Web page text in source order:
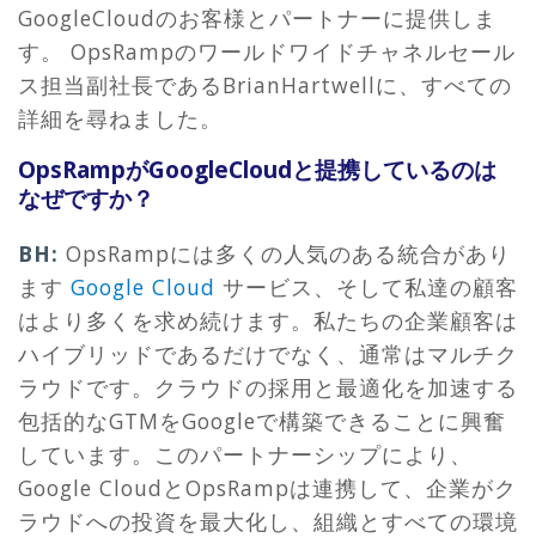
GoogleCloudのお客様とパートナーに提供しま
す。 OpsRampのワールドワイドチャネルセール
ス担当副社長であるBrianHartwellに、すべての
詳細を尋ねました。
OpsRampがGoogleCloudと提携しているのは
なぜですか？
BH: OpsRampには多くの人気のある統合があり
ます Google Cloud サービス、そして私達の顧客
はより多くを求め続けます。私たちの企業顧客は
ハイブリッドであるだけでなく、通常はマルチク
ラウドです。クラウドの採用と最適化を加速する
包括的なGTMをGoogleで構築できることに興奮
しています。このパートナーシップにより、
Google CloudとOpsRampは連携して、企業がク
ラウドへの投資を最大化し、組織とすべての環境